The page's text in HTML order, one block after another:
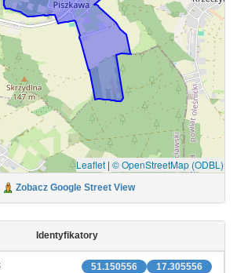
Leaflet | © OpenStreetMap (ODBL)
Zobacz Google Street View
Identyfikatory
17.305556
51.150556